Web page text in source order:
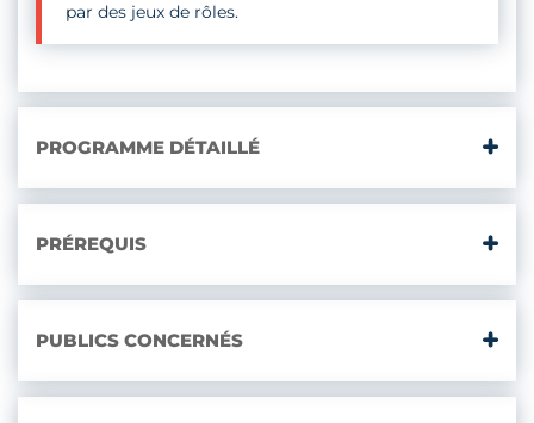
par des jeux de rôles.
PROGRAMME DÉTAILLÉ
PRÉREQUIS
PUBLICS CONCERNÉS